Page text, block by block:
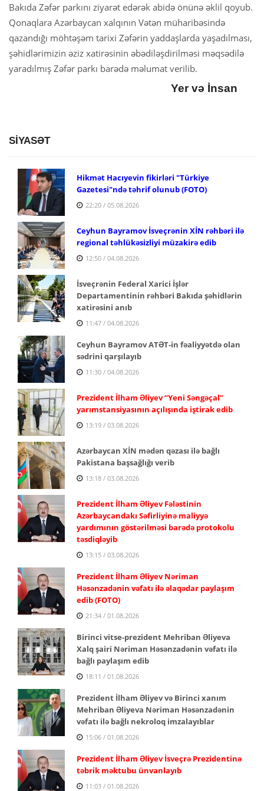
Bakıda Zəfər parkını ziyarət edərək abidə önünə əklil qoyub.
Qonaqlara Azərbaycan xalqının Vətən müharibəsində
qazandığı möhtəşəm tarixi Zəfərin yaddaşlarda yaşadılması,
şəhidlərimizin əziz xatirəsinin əbədiləşdirilməsi məqsədilə
yaradılmış Zəfər parkı barədə məlumat verilib.
Yer və İnsan
SİYASƏT
Hikmət Hacıyevin fikirləri "Türkiye
Gazetesi"ndə təhrif olunub (FOTO)
22:20 / 05.08.2026
Ceyhun Bayramov İsveçrənin XİN rəhbəri ilə
regional təhlükəsizliyi müzakirə edib
12:50 / 04.08.2026
İsveçrənin Federal Xarici İşlər
Departamentinin rəhbəri Bakıda şəhidlərin
xatirəsini anıb
11:47 / 04.08.2026
Ceyhun Bayramov ATƏT-in fəaliyyətdə olan
sədrini qarşılayıb
11:30 / 04.08.2026
Prezident İlham Əliyev “Yeni Səngəçal”
yarımstansiyasının açılışında iştirak edib
13:19 / 03.08.2026
Azərbaycan XİN mədən qəzası ilə bağlı
Pakistana başsağlığı verib
13:18 / 03.08.2026
Prezident İlham Əliyev Fələstinin
Azərbaycandakı Səfirliyinə maliyyə
yardımının göstərilməsi barədə protokolu
təsdiqləyib
13:15 / 03.08.2026
Prezident İlham Əliyev Nəriman
Həsənzadənin vəfatı ilə əlaqədar paylaşım
edib (FOTO)
21:34 / 01.08.2026
Birinci vitse-prezident Mehriban Əliyeva
Xalq şairi Nəriman Həsənzadənin vəfatı ilə
bağlı paylaşım edib
18:11 / 01.08.2026
Prezident İlham Əliyev və Birinci xanım
Mehriban Əliyeva Nəriman Həsənzadənin
vəfatı ilə bağlı nekroloq imzalayıblar
15:06 / 01.08.2026
Prezident İlham Əliyev İsveçrə Prezidentinə
təbrik məktubu ünvanlayıb
11:03 / 01.08.2026